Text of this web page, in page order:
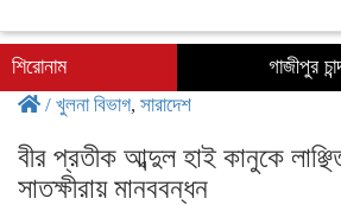
শিরোনাম গাজীপুর
/ খুলনা বিভাগ, সারাদেশ
বীর প্রতীক আব্দুল হাই কানুকে
সাতক্ষীরায় মানববন্ধন